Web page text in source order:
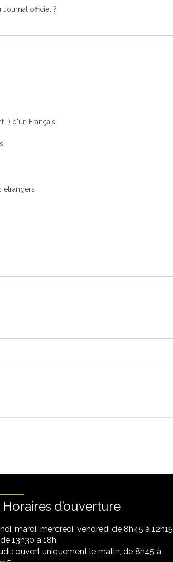
officiel ?
d'un Français
étrangers
Horaires d’ouverture
mardi, mercredi, vendredi de 8h45 à 12h15
13h30 à 18h
: ouvert uniquement le matin, de 8h45 à